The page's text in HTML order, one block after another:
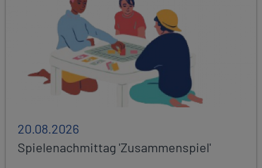
20.08.2026
Spielenachmittag 'Zusammenspiel'